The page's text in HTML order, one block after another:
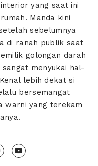
yang saat ini
Manda kini
sebelumnya
di ranah publik saat
golongan darah
menyukai hal-
lebih dekat si
bersemangat
warni yang terekam